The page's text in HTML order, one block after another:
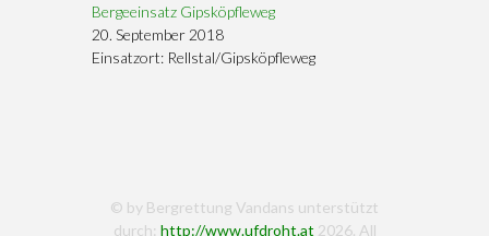
Bergeeinsatz Gipsköpfleweg
20. September 2018
Einsatzort: Rellstal/Gipsköpfleweg
© by Bergrettung Vandans unterstützt
durch: http://www.ufdroht.at 2026. All